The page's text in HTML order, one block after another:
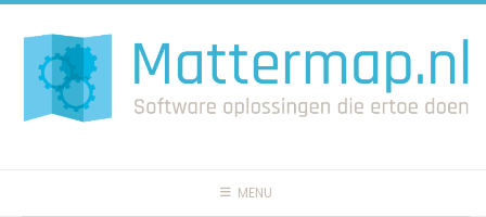
naar
inhoud
MENU